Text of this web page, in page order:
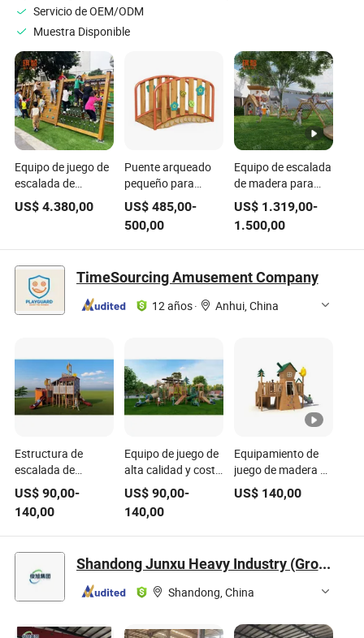
Servicio de OEM/ODM
Muestra Disponible
Equipo de juego de
escalada de
madera al aire libre
con red de cuerdas
infantes y niños
pequeños
US$4.380,00
Puente arqueado
pequeño para
niños al aire libre,
equipo de juego de
madera
anticorrosión
US$ 485,00-
500,00
Equipo de escalada
de madera para
exteriores, serie de
juegos para jardín
de infantes,
superficie lisa, firme
US$ 1.319,00-
1.500,00
TimeSourcing Amusement Company
12 años· Anhui, China
Estructura de
escalada de
madera de calidad
superior, resistente
a la corrosión y
anti-grietas, equipo
de parque infantil
para centro de
entretenimiento
US$90,00-
140,00
Equipo de juego de
alta calidad y costo
efectivo, resistente
al desgaste,
estructura de
escalada de
parque de
atracciones
US$ 90,00-
140,00
Equipamiento de
juego de madera de
alta calidad y
resistente al
centros
US$ 140,00
Shandong Junxu Heavy Industry (Group) Co., Ltd
Shandong, China